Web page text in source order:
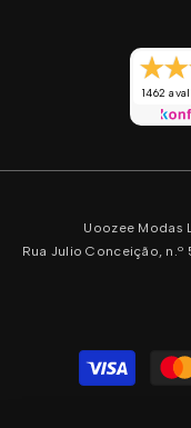
1462
Uoozee Modas
Rua Julio Conceição, n.º